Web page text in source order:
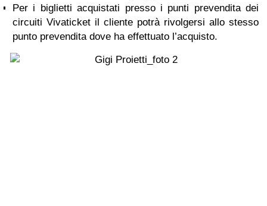
Per i biglietti acquistati presso i punti prevendita dei
circuiti Vivaticket il cliente potrà rivolgersi allo stesso
punto prevendita dove ha effettuato l’acquisto.